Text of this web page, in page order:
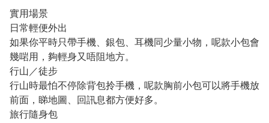
實用場景
日常輕便外出
如果你平時只帶手機、銀包、耳機同少量小物，呢款小包會
幾啱用，夠輕身又唔阻地方。
行山／徒步
行山時最怕不停除背包拎手機，呢款胸前小包可以將手機放
前面，睇地圖、回訊息都方便好多。
旅行隨身包